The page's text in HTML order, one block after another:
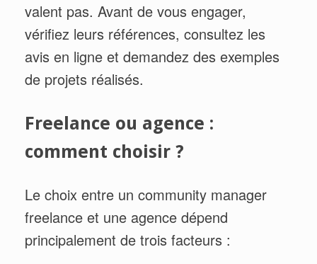
valent pas. Avant de vous engager,
vérifiez leurs références, consultez les
avis en ligne et demandez des exemples
de projets réalisés.
Freelance ou agence :
comment choisir ?
Le choix entre un community manager
freelance et une agence dépend
principalement de trois facteurs :